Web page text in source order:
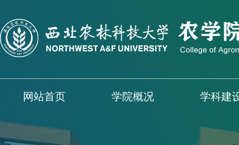
网站首页 学院概况 学科建